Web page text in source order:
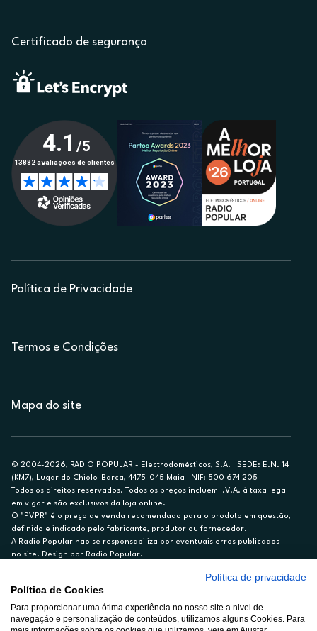
Certificado de segurança
Política de Privacidade
Termos e Condições
Mapa do site
© 2004-2026, RADIO POPULAR - Electrodomésticos, S.A. | SEDE: E.N. 14
(KM7), Lugar do Chiolo-Barca, 4475-045 Maia | NIF: 500 674 205
Todos os direitos reservados. Todos os preços incluem I.V.A. à taxa legal
em vigor e são exclusivos da loja online.
O "PVPR" é o preço de venda recomendado para o produto em questão,
definido e indicado pelo fabricante, produtor ou fornecedor.
A Radio Popular não se responsabiliza por eventuais erros publicados
no site. Design por Radio Popular.
Ex. para limite de crédito de €1.500, reembolsado em 12 meses, TAN
14,79%.
Crédito sujeito a aprovação pelo Cetelem, marca BNP Paribas Personal
Política de privacidade
Política de Cookies
Para proporcionar uma ótima experiência no nosso site a nivel de
navegação e personalização de conteúdos, utilizamos alguns Cookies. Para